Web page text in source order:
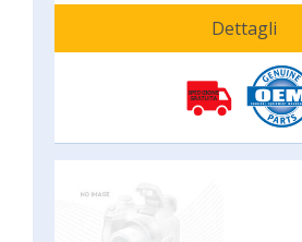
Dettagli